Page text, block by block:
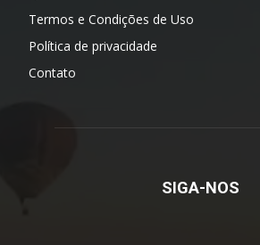
Termos e Condições de Uso
Política de privacidade
Contato
SIGA-NOS